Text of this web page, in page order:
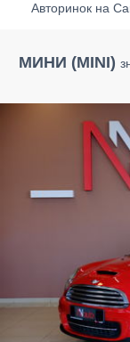
Авторинок на
МИНИ (MINI)